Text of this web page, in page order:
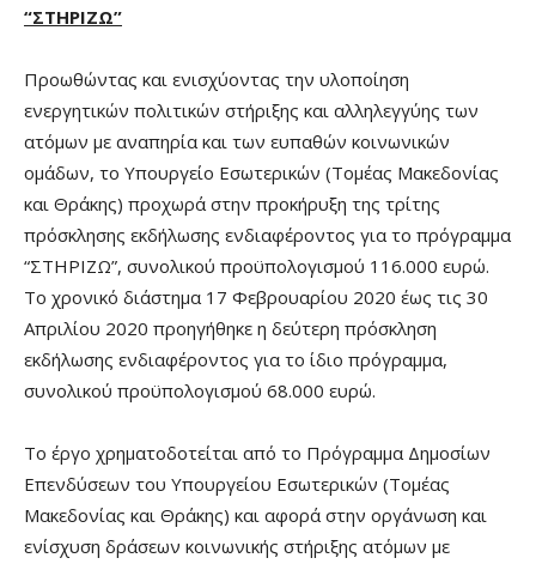
“ΣΤΗΡΙΖΩ”
Προωθώντας και ενισχύοντας την υλοποίηση
ενεργητικών πολιτικών στήριξης και αλληλεγγύης των
ατόμων με αναπηρία και των ευπαθών κοινωνικών
ομάδων, το Υπουργείο Εσωτερικών (Τομέας Μακεδονίας
και Θράκης) προχωρά στην προκήρυξη της τρίτης
πρόσκλησης εκδήλωσης ενδιαφέροντος για το πρόγραμμα
“ΣΤΗΡΙΖΩ”, συνολικού προϋπολογισμού 116.000 ευρώ.
Το χρονικό διάστημα 17 Φεβρουαρίου 2020 έως τις 30
Απριλίου 2020 προηγήθηκε η δεύτερη πρόσκληση
εκδήλωσης ενδιαφέροντος για το ίδιο πρόγραμμα,
συνολικού προϋπολογισμού 68.000 ευρώ.
Το έργο χρηματοδοτείται από το Πρόγραμμα Δημοσίων
Επενδύσεων του Υπουργείου Εσωτερικών (Τομέας
Μακεδονίας και Θράκης) και αφορά στην οργάνωση και
ενίσχυση δράσεων κοινωνικής στήριξης ατόμων με